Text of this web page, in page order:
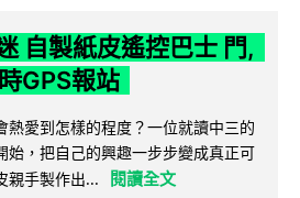
自製紙皮遙控巴士 門,
GPS報站
熱愛到怎樣的程度？一位就讀中三的
始，把自己的興趣一步步變成真正可
親手製作出...
閱讀全文